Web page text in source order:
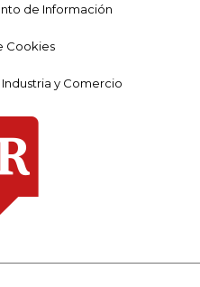
de Información
Cookies
y Comercio